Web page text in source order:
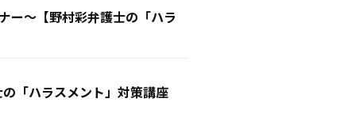
ー〜【野村彩弁護士の「ハラ
「ハラスメント」対策講座